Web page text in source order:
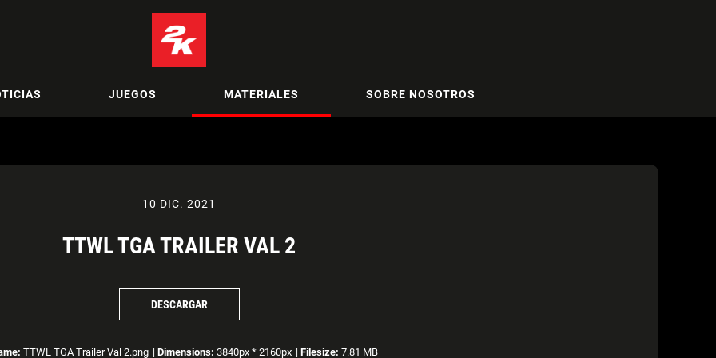
JUEGOS MATERIALES SOBRE NOSOTROS
10 DIC. 2021
TTWL TGA TRAILER VAL 2
DESCARGAR
TTWL TGA Trailer Val 2.png | Dimensions: 3840px * 2160px | Filesize: 7.81 MB